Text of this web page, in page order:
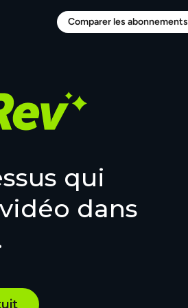
Comparer les abonnements
qui
dans